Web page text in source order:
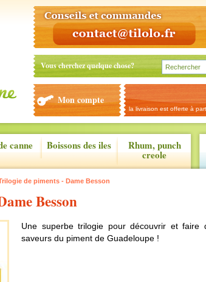
Vous cherchez quelque chose?
la livraison est offerte à
Mon compte
canne Boissons des iles Rhum, punch
creole
de piments - Dame Besson
Besson
Une superbe trilogie pour découvrir et faire
saveurs du piment de Guadeloupe !